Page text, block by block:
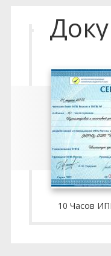
10 Часов